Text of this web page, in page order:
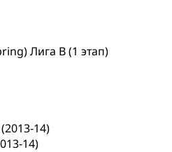
Лига В (1 этап)
14)